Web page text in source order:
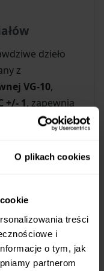
O plikach cookies
treści
i
o tym, jak
partnerom
dzieło
z
VG-10,
+/- 1, zapewnia
tnącej i
Otaczające go
tylko dodają
w